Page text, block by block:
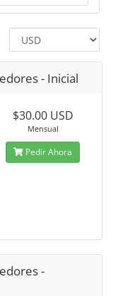
- Inicial
$30.00 USD
Mensual
Pedir Ahora
-